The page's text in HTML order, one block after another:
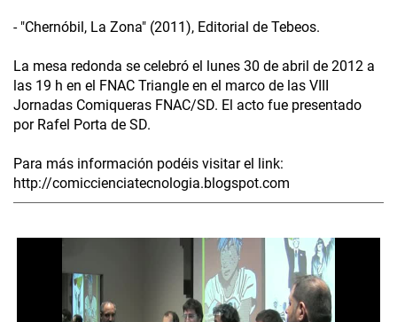
- "Chernóbil, La Zona" (2011), Editorial de Tebeos.
La mesa redonda se celebró el lunes 30 de abril de 2012 a
las 19 h en el FNAC Triangle en el marco de las VIII
Jornadas Comiqueras FNAC/SD. El acto fue presentado
por Rafel Porta de SD.
Para más información podéis visitar el link:
http://comiccienciatecnologia.blogspot.com